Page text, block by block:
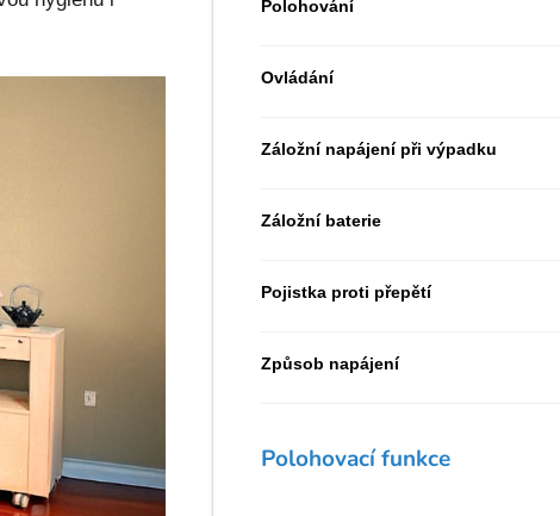
Polohování
Ovládání
Záložní napájení při výpadku
Záložní baterie
Pojistka proti přepětí
Způsob napájení
Polohovací funkce